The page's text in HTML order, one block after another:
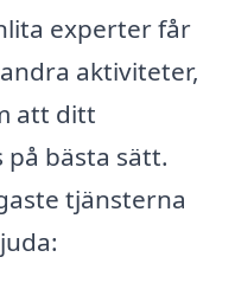
experter får
aktiviteter,
att ditt
bästa sätt.
tjänsterna